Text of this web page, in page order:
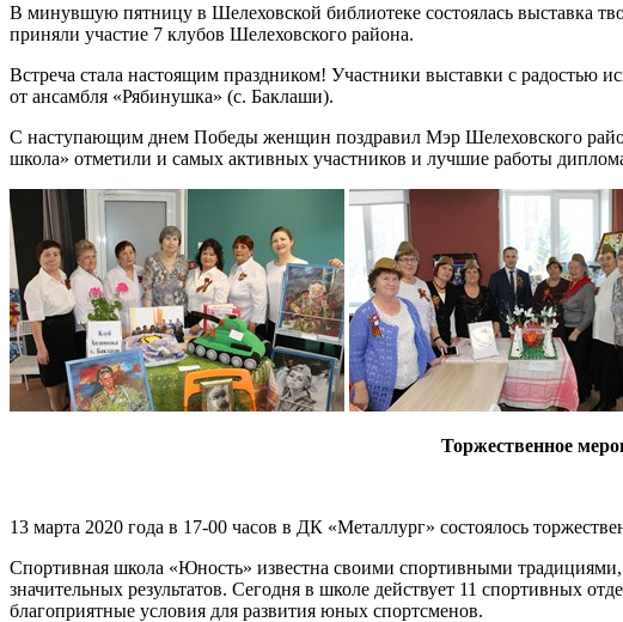
В минувшую пятницу в Шелеховской библиотеке состоялась выставка
приняли участие 7 клубов Шелеховского района.
Встреча стала настоящим праздником! Участники выставки с радостью
от ансамбля «Рябинушка» (с. Баклаши).
С наступающим днем Победы женщин поздравил Мэр Шелеховского
школа» отметили и самых активных участников и лучшие работы
Торжественное
13 марта 2020 года в 17-00 часов в ДК «Металлург» состоялось
Спортивная школа «Юность» известна своими спортивными
значительных результатов. Сегодня в школе действует 11 спортивных
благоприятные условия для развития юных спортсменов.